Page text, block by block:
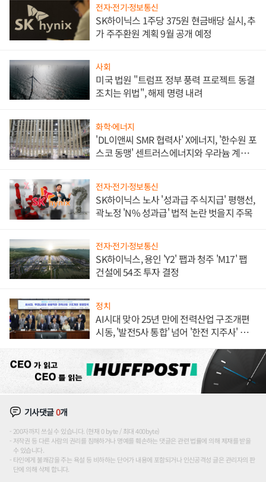
전자·전기·정보통신
SK하이닉스 1주당 375원 현금배당 실시, 추
가 주주환원 계획 9월 공개 예정
사회
미국 법원 "트럼프 정부 풍력 프로젝트 동결
조치는 위법", 해제 명령 내려
화학·에너지
'DL이앤씨 SMR 협력사' X에너지, '한수원 포
스코 동맹' 센트러스에너지와 우라늄 계약
전자·전기·정보통신
SK하이닉스 노사 '성과급 주식지급' 평행선,
곽노정 'N% 성과급' 법적 논란 벗을지 주목
전자·전기·정보통신
SK하이닉스, 용인 'Y2' 팹과 청주 'M17' 팹
건설에 54조 투자 결정
정치
AI시대 맞아 25년 만에 전력산업 구조개편
시동, '발전5사 통합' 넘어 '한전 지주사' 재편
기사댓글0개
200자까지 쓰실 수 있습니다. (현재 0 byte / 최대 400byte)
저작권 등 다른 사람의 권리를 침해하거나 명예를 훼손하는 댓글은 관련 법률에 의해 제재를 받을
수 있습니다.
타인에게 불쾌감을 주는 욕설 등 비하하는 단어가 내용에 포함되거나 인신공격성 글은 관리자의 판
단에 의해 삭제 합니다.